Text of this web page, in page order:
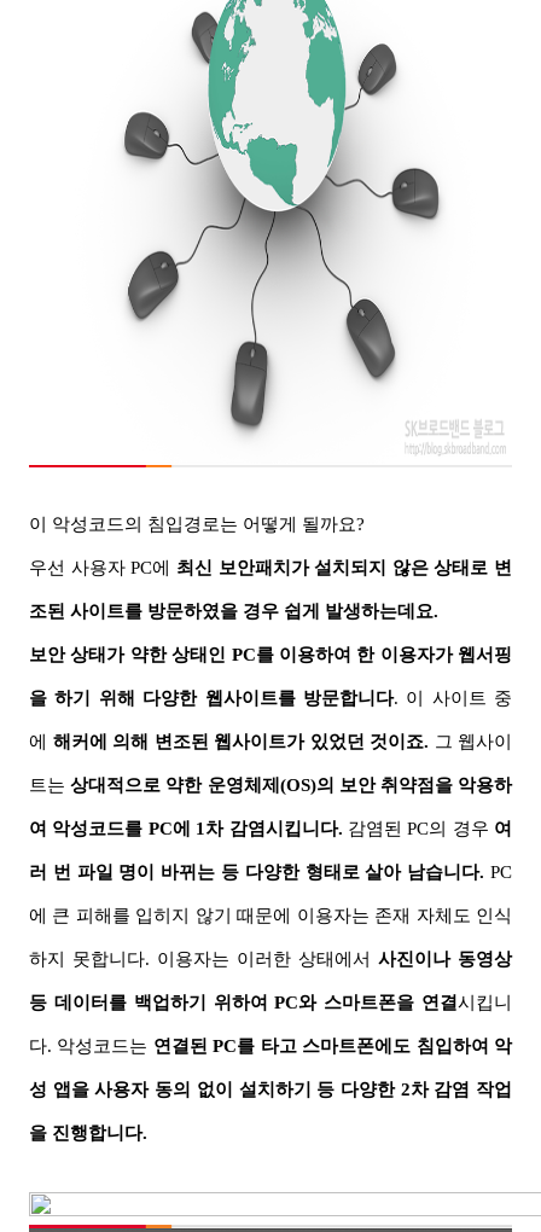
이 악성코드의 침입경로는 어떻게 될까요?
우선 사용자 PC에 최신 보안패치가 설치되지 않은 상태로 변
조된 사이트를 방문하였을 경우 쉽게 발생하는데요.
보안 상태가 약한 상태인 PC를 이용하여 한 이용자가 웹서핑
을 하기 위해 다양한 웹사이트를 방문합니다. 이 사이트 중
에 해커에 의해 변조된 웹사이트가 있었던 것이죠. 그 웹사이
트는 상대적으로 약한 운영체제 (OS)의 보안 취약점을 악용하
여 악성코드를 PC에 1차 감염시킵니다. 감염된 PC의 경우 여
러 번 파일 명이 바뀌는 등 다양한 형태로 살아 남습니다. PC
에 큰 피해를 입히지 않기 때문에 이용자는 존재 자체도 인식
하지 못합니다. 이용자는 이러한 상태에서 사진이나 동영상
등 데이터를 백업하기 위하여 PC와 스마트폰을 연결시킵니
다. 악성코드는 연결된 PC를 타고 스마트폰에도 침입하여 악
성 앱을 사용자 동의 없이 설치하기 등 다양한 2차 감염 작업
을 진행합니다.